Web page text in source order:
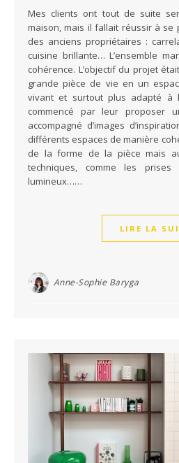
Mes clients ont tout de suite senti le potentiel de cette
maison, mais il fallait réussir à se
des anciens propriétaires :
cuisine brillante… L’ensemble
cohérence. L’objectif du projet
grande pièce de vie en un
vivant et surtout plus adapté à
commencé par leur proposer
accompagné d’images
différents espaces de manière
de la forme de la pièce mais
techniques, comme les prises
lumineux……
LIRE LA
Anne-Sophie Baryga